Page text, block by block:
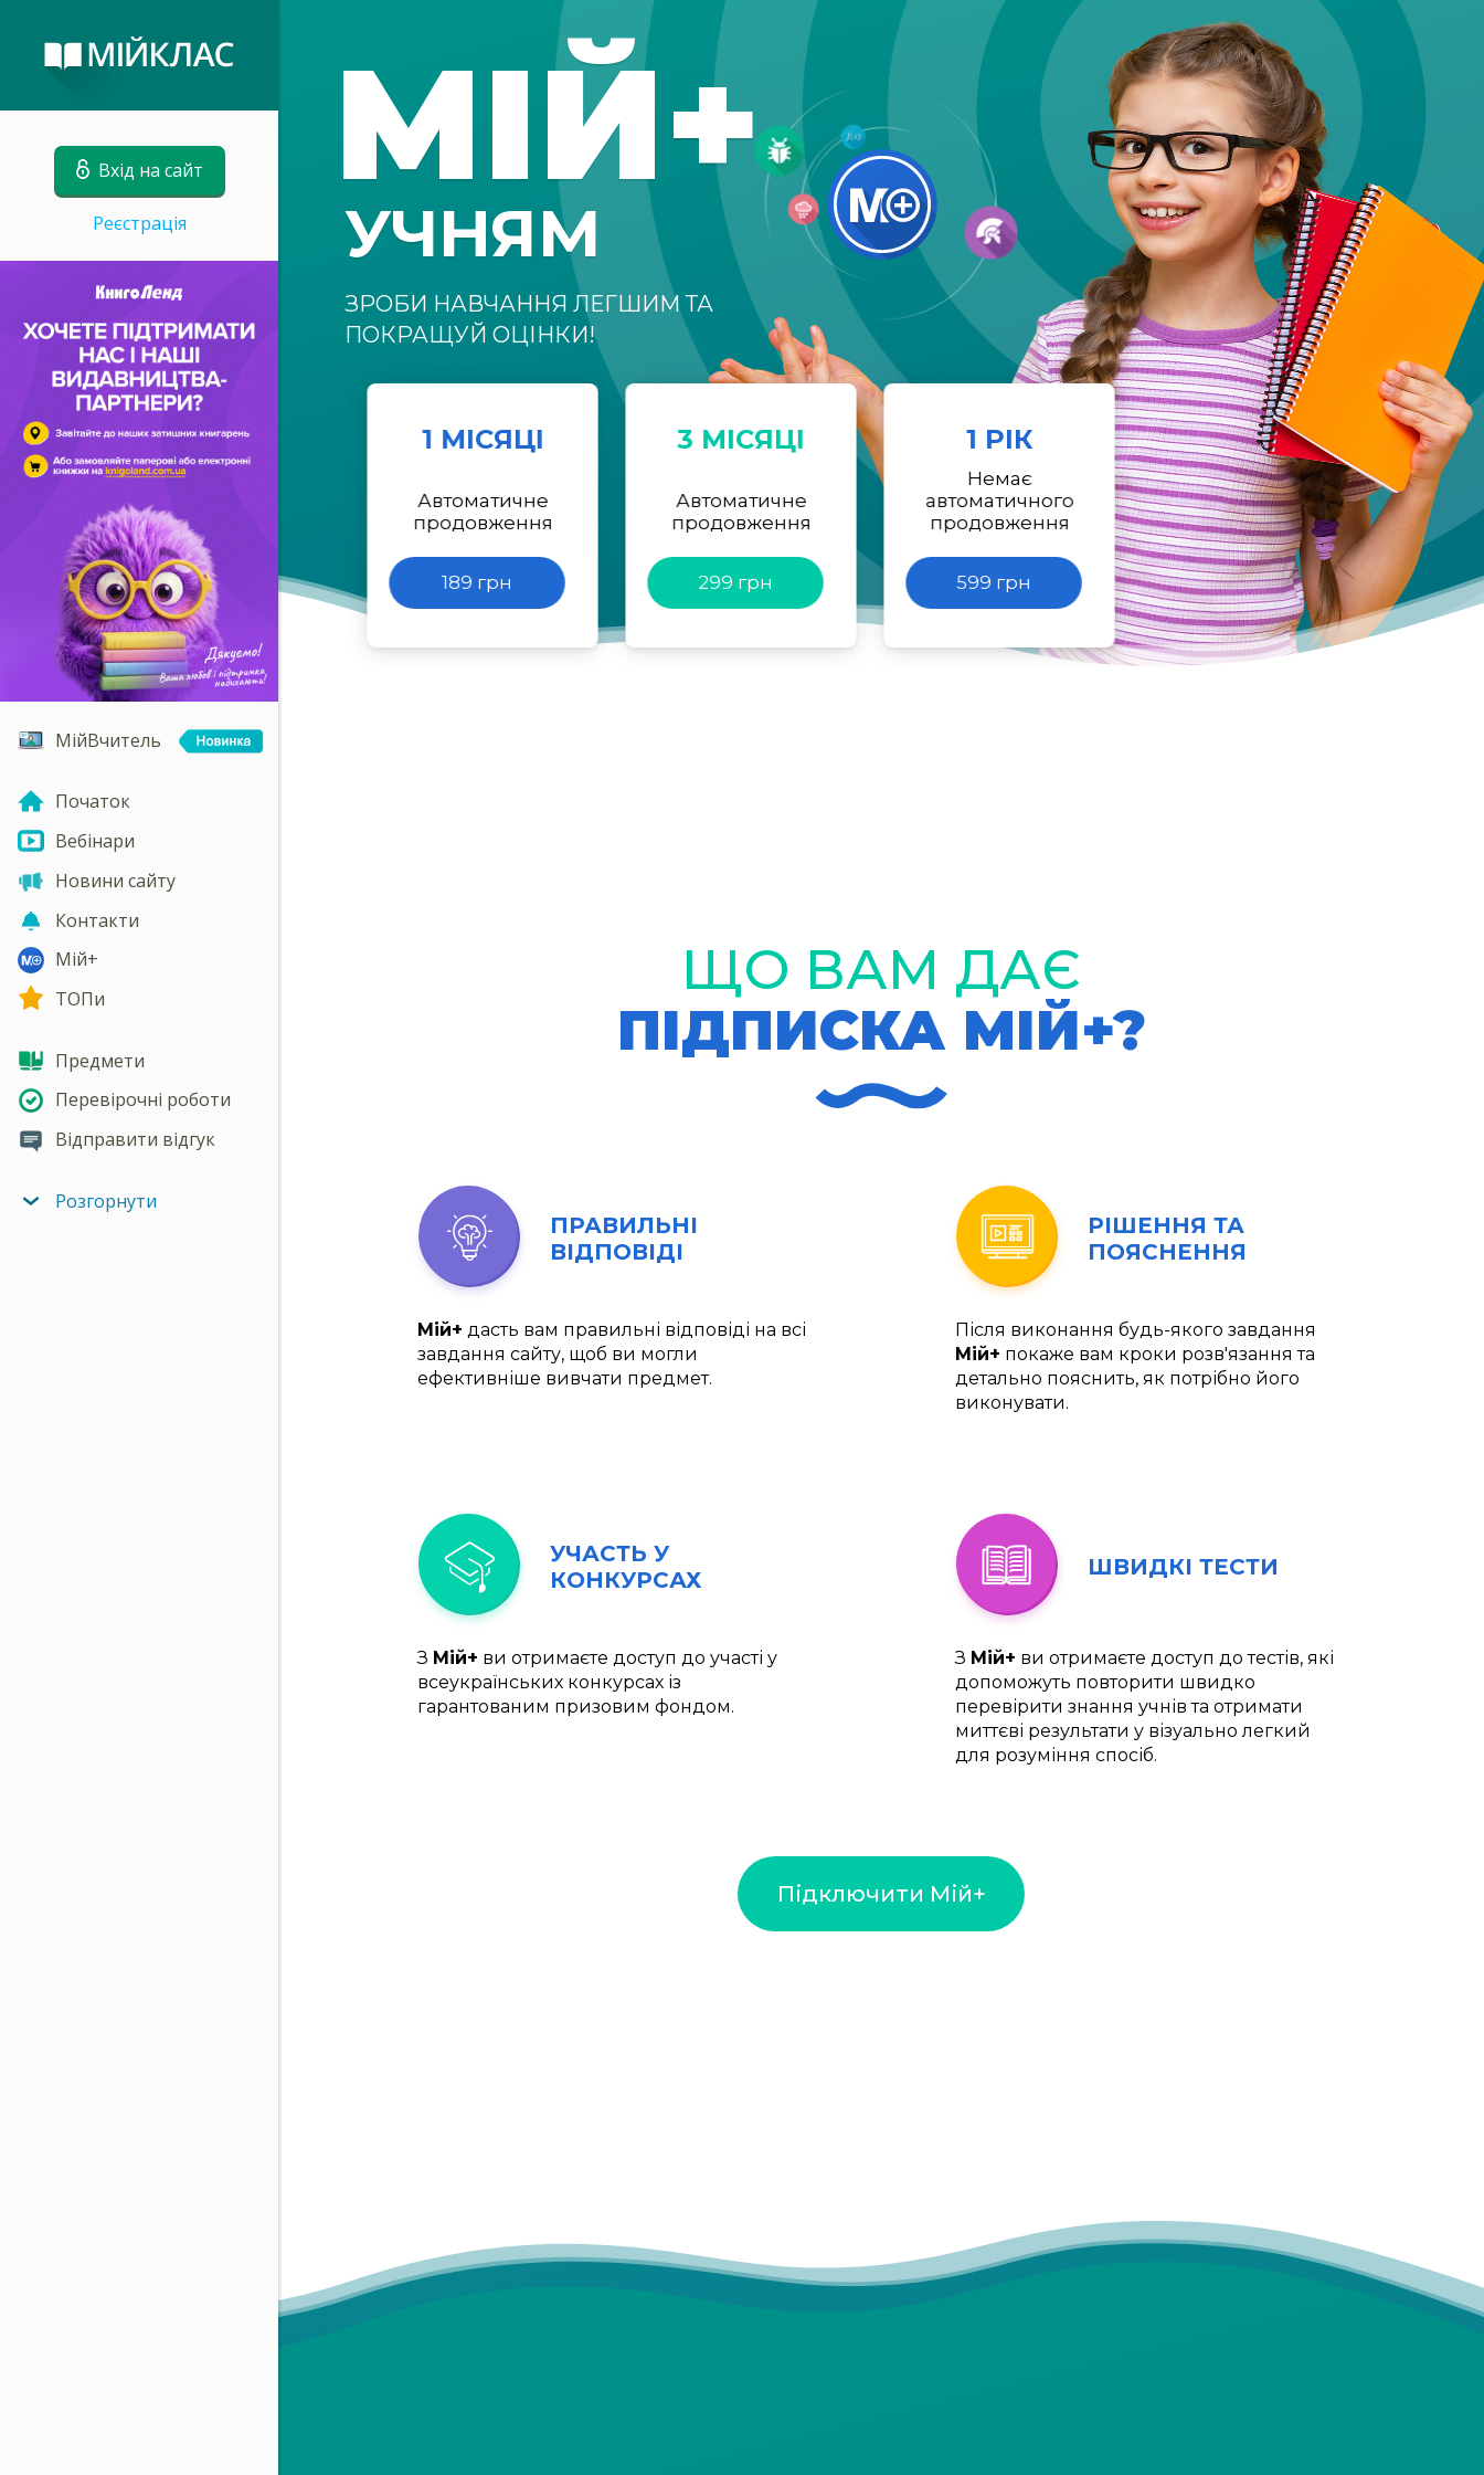
Вхід на сайт
Реєстрація
МійВчитель
Початок
Вебінари
Новини сайту
Контакти
Мій+
ТОПи
Предмети
Перевірочні роботи
Відправити відгук
Розгорнути
МІЙ+
УЧНЯМ
ЗРОБИ НАВЧАННЯ ЛЕГШИМ ТА
ПОКРАЩУЙ ОЦІНКИ!
1 МІСЯЦІ
Автоматичне
продовження
189 грн
3 МІСЯЦІ
Автоматичне
продовження
299 грн
1 РІК
Немає
автоматичного
продовження
599 грн
ЩО ВАМ ДАЄ
ПІДПИСКА МІЙ+?
ПРАВИЛЬНІ
ВІДПОВІДІ
Мій+ дасть вам правильні відповіді на всі
завдання сайту, щоб ви могли
ефективніше вивчати предмет.
РІШЕННЯ ТА
ПОЯСНЕННЯ
Після виконання будь-якого завдання
Мій+ покаже вам кроки розв'язання та
детально пояснить, як потрібно його
виконувати.
УЧАСТЬ У
КОНКУРСАХ
З Мій+ ви отримаєте доступ до участі у
всеукраїнських конкурсах із
гарантованим призовим фондом.
ШВИДКІ ТЕСТИ
З Мій+ ви отримаєте доступ до тестів, які
допоможуть повторити швидко
перевірити знання учнів та отримати
миттєві результати у візуально легкий
для розуміння спосіб.
Підключити Мій+